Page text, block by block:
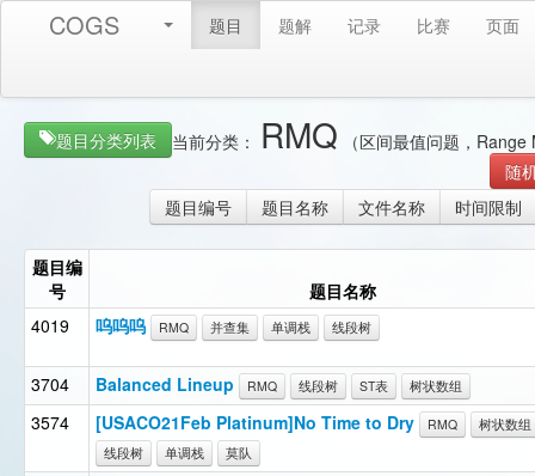
COGS 题目 题解 记录 比赛 页面
题目分类列表 当前分类： RMQ （区间最值问题，
随
题目编号
题目名称 文件名称 时间限制
题目编
号
题目名称
4019
呜呜呜 RMQ 并查集 单调栈 线段树
3704 Balanced Lineup RMQ 线段树 ST表 树状数组
3574 [USACO21Feb Platinum]No Time to Dry RMQ
树状数组
线段树
单调栈 莫队